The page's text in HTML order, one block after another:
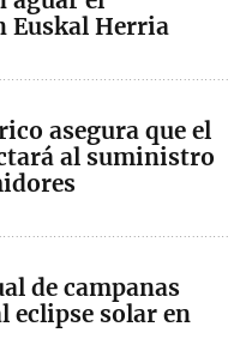
Euskal Herria
asegura que el
al suministro
de campanas
eclipse solar en